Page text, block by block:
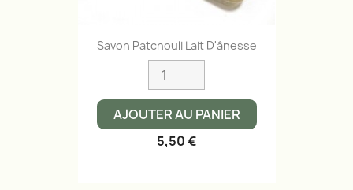
Savon Patchouli Lait D'ânesse
AJOUTER AU PANIER
5,50 €